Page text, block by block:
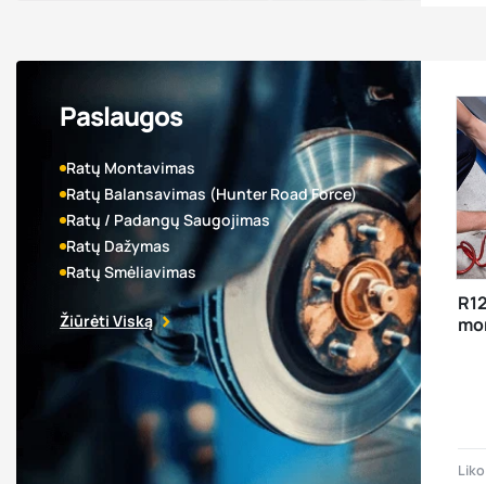
Paslaugos
Ratų Montavimas
Ratų Balansavimas (Hunter Road Force)
Ratų / Padangų Saugojimas
Ratų Dažymas
Ratų Smėliavimas
Žiūrėti Viską